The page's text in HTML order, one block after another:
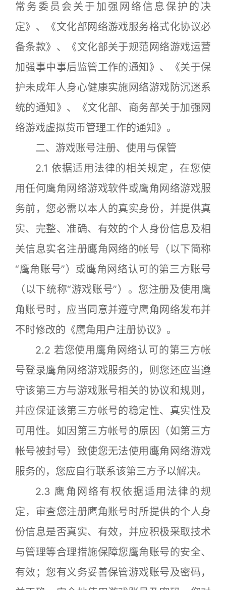
常务委员会关于加强网络信息保护的决
定》、《文化部网络游戏服务格式化协议必
备条款》、《文化部关于规范网络游戏运营
加强事中事后监管工作的通知》、《关于保
护未成年人身心健康实施网络游戏防沉迷系
统的通知》、《文化部、商务部关于加强网
络游戏虚拟货币管理工作的通知》。
二、游戏账号注册、使用与保管
2.1 依据适用法律的相关规定，在您使
用任何鹰角网络游戏软件或鹰角网络游戏服
务前，您必需以本人的真实身份，并提供真
实、完整、准确、有效的个人身份信息及相
关信息实名注册鹰角网络的帐号（以下简称
“鹰角账号”）或鹰角网络认可的第三方账号
（以下统称“游戏账号”）。您注册及使用鹰
角账号时，应当同意并遵守鹰角网络发布并
不时修改的《鹰角用户注册协议》。
2.2 若您使用鹰角网络认可的第三方帐
号登录鹰角网络游戏服务的，则您还应当遵
守该第三方与游戏账号相关的协议和规则，
并应保证该第三方帐号的稳定性、真实性及
可用性。如因第三方帐号的原因（如第三方
帐号被封号）致使您无法使用鹰角网络游戏
服务的，您应自行联系该第三方予以解决。
2.3 鹰角网络有权依据适用法律的规
定，审查您注册鹰角账号时所提供的个人身
份信息是否真实、有效，并应积极采取技术
与管理等合理措施保障您鹰角账号的安全、
有效；您有义务妥善保管游戏账号及密码，